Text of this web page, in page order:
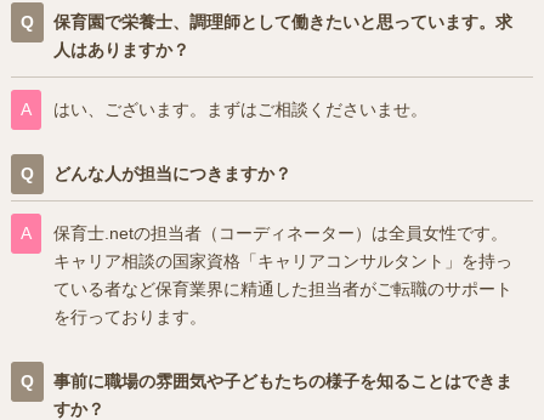
保育園で栄養士、調理師として働きたいと思っています。求
人はありますか？
はい、ございます。まずはご相談くださいませ。
どんな人が担当につきますか？
保育士.netの担当者（コーディネーター）は全員女性です。
キャリア相談の国家資格「キャリアコンサルタント」を持っ
ている者など保育業界に精通した担当者がご転職のサポート
を行っております。
事前に職場の雰囲気や子どもたちの様子を知ることはできま
すか？